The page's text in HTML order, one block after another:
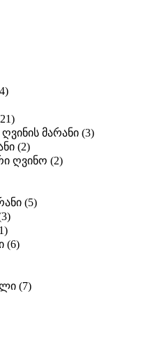
მარანი (3)
(2)
ღვინო (2)
(5)
(6)
(7)